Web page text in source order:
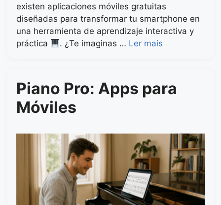
existen aplicaciones móviles gratuitas
diseñadas para transformar tu smartphone en
una herramienta de aprendizaje interactiva y
práctica
. ¿Te imaginas … Ler mais
Piano Pro: Apps para
Móviles